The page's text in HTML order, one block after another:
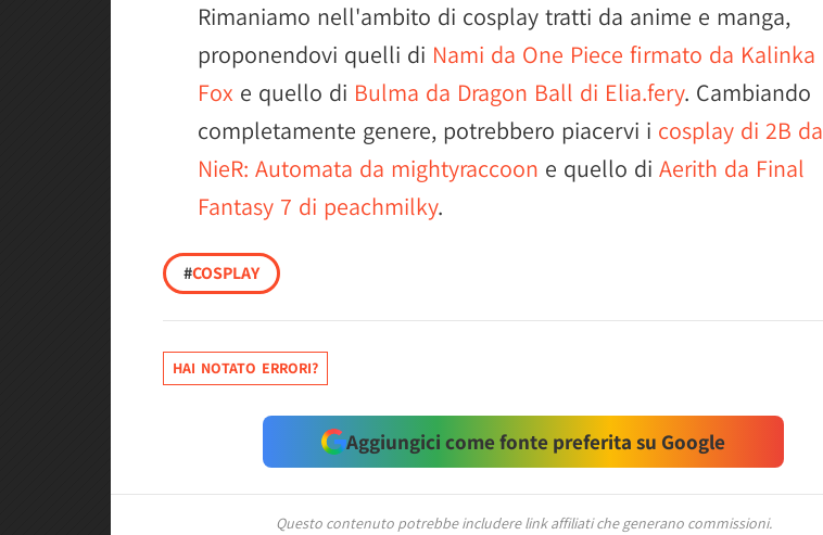
Rimaniamo nell'ambito di cosplay tratti da anime e manga,
proponendovi quelli di Nami da One Piece firmato da Kalinka
Fox e quello di Bulma da Dragon Ball di Elia.fery. Cambiando
completamente genere, potrebbero piacervi i cosplay di 2B da
NieR: Automata da mightyraccoon e quello di Aerith da Final
Fantasy 7 di peachmilky.
#COSPLAY
HAI NOTATO ERRORI?
Aggiungici come fonte preferita su Google
Questo contenuto potrebbe includere link affiliati che generano commissioni.